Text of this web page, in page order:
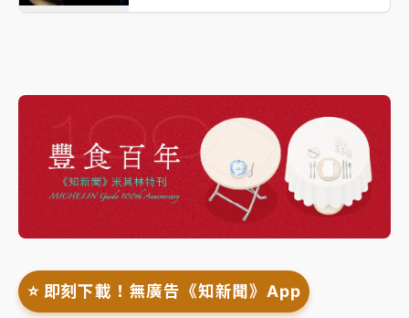
⭐️ 即刻下載！無廣告《知新聞》App